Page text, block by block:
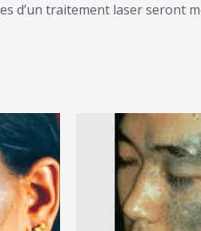
d’un traitement laser seront